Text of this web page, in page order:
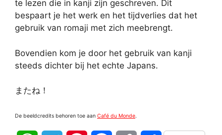
te lezen die in kanji zijn geschreven. Dit
bespaart je het werk en het tijdverlies dat het
gebruik van romaji met zich meebrengt.
Bovendien kom je door het gebruik van kanji
steeds dichter bij het echte Japans.
またね！
De beeldcredits behoren toe aan Café du Monde.